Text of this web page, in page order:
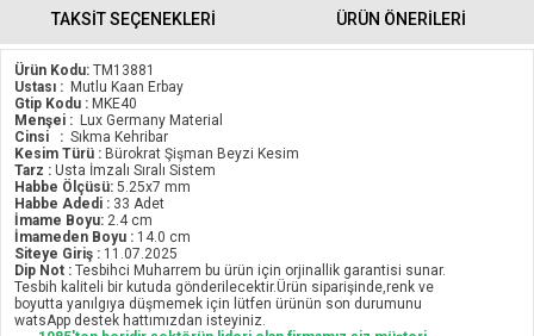
TAKSİT SEÇENEKLERİ ÜRÜN ÖNERILERI
Ürün Kodu: TM13881
Ustası : Mutlu Kaan Erbay
Gtip Kodu : MKE40
Menşei : Lux Germany Material
Cinsi : Sıkma Kehribar
Kesim Türü : Bürokrat Şişman Beyzi Kesim
Tarz : Usta İmzalı Sıralı Sistem
Habbe Ölçüsü: 5.25x7 mm
Habbe Adedi : 33 Adet
İmame Boyu: 2.4 cm
İmameden Boyu : 14.0 cm
Siteye Giriş : 11.07.2025
Dip Not : Tesbihci Muharrem bu ürün için orjinallik garantisi sunar.
Tesbih kaliteli bir kutuda gönderilecektir.Ürün siparişinde,renk ve
boyutta yanılgıya düşmemek için lütfen ürünün son durumunu
watsApp destek hattımızdan isteyiniz.